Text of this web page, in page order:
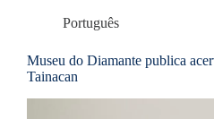
Português
Museu do Diamante publica
Tainacan